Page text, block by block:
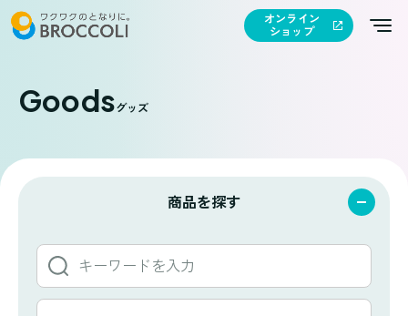
オンライン
ショップ
Goodsグッズ
商品を探す
キ
ワ
タ